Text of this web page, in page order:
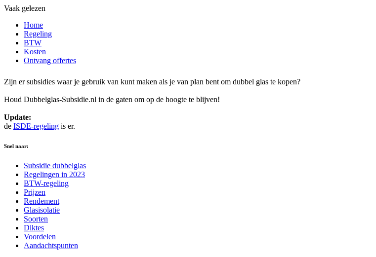
Vaak gelezen
Home
Regeling
BTW
Kosten
Ontvang offertes
Zijn er subsidies waar je gebruik van kunt maken als je van plan bent om dubbel glas te kopen?
Houd Dubbelglas-Subsidie.nl in de gaten om op de hoogte te blijven!
Update:
de ISDE-regeling is er.
Snel naar:
Subsidie dubbelglas
Regelingen in 2023
BTW-regeling
Prijzen
Rendement
Glasisolatie
Soorten
Diktes
Voordelen
Aandachtspunten